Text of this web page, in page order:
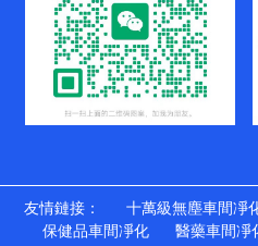
友情鏈接： 十萬級無塵車間凈
保健品車間凈化
醫藥車間凈